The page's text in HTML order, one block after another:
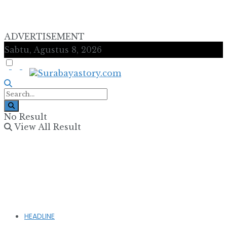
ADVERTISEMENT
Sabtu, Agustus 8, 2026
No Result
View All Result
HEADLINE